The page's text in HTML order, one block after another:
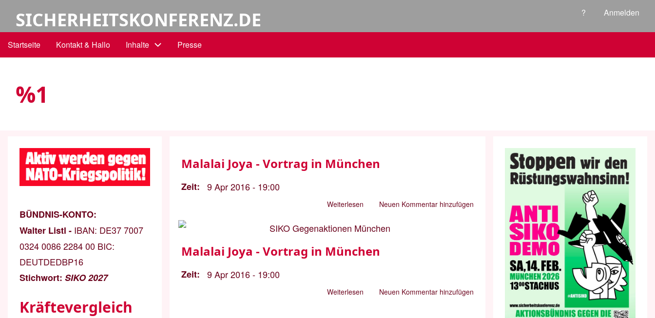
zum
Inhalt
Benutzermenü ? Anmelden
SICHERHEITSKONFERENZ.DE
Hauptnavigation
Startseite Kontakt & Hallo Inhalte Presse
%1
BÜNDNIS-KONTO:
Walter Listl - IBAN: DE37 7007
0324 0086 2284 00 BIC:
DEUTDEDBP16
Stichwort: SIKO 2027
Kräftevergleich
Malalai Joya - Vortrag in München
Zeit 9 Apr 2016 - 19:00
Weiterlesen
Joya
Vortrag
Neuen Kommentar hinzufügen
Malalai Joya - Vortrag in München
Zeit 9 Apr 2016 - 19:00
Weiterlesen Neuen Kommentar hinzufügen